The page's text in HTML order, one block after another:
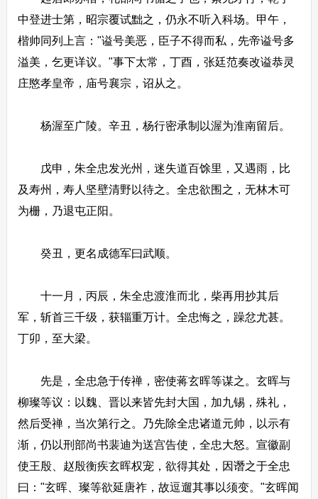
中登进士第，昭宗覆试黜之，仍永不听入科场。甲午，
楷帅同列上言："谥号美恶，臣子不得而私，先帝谥号多
溢美，乞更详议。"事下太常，丁酉，张廷范奏改谥恭灵
庄愍孝皇帝，庙号襄宗，诏从之。
杨渥至广陵。辛丑，杨行密承制以渥为淮南留后。
戊申，朱全忠发光州，迷失道百馀里，又遇雨，比
及寿州，寿人坚壁清野以待之。全忠欲围之，无林木可
为栅，乃退屯正阳。
癸丑，更名成德军曰武顺。
十一月，丙辰，朱全忠渡淮而北，柴再用抄其后
军，斩首三千级，获辎重万计。全忠悔之，躁忿尤甚。
丁卯，至大梁。
先是，全忠急于传禅，密使蒋玄晖等谋之。玄晖与
柳璨等议：以魏、晋以来皆先封大国，加九锡，殊礼，
然后受禅，当次第行之。乃先除全忠诸道元帅，以示有
渐，仍以刑部尚书裴迪为送宫告使，全忠大怒。宣徽副
使王殷、赵殷衡疾玄晖权宠，欲得其处，因谮之于全忠
曰："玄晖、璨等欲延唐祚，故逗遛其事以须变。"玄晖闻